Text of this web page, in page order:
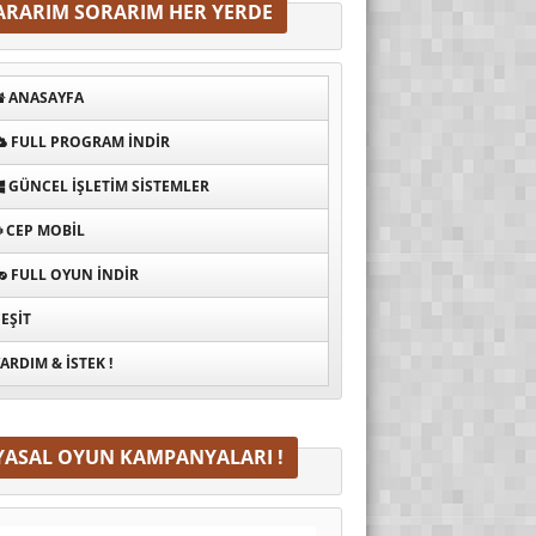
SORARIM HER YERDE
ANASAYFA
FULL PROGRAM INDIR
GÜNCEL İŞLETIM SISTEMLER
CEP MOBIL
FULL OYUN İNDIR
& İSTEK !
OYUN KAMPANYALARI !